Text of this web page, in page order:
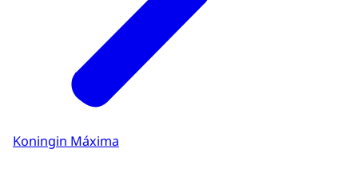
Koningin Máxima